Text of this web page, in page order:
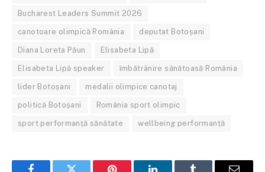
Bucharest Leaders Summit 2026
canotoare olimpică România deputat Botoșani
Diana Loreta Păun Elisabeta Lipă
Elisabeta Lipă speaker îmbătrânire sănătoasă România
lider Botoșani medalii olimpice canotaj
politică Botoșani România sport olimpic
sport performanță sănătate wellbeing performanță